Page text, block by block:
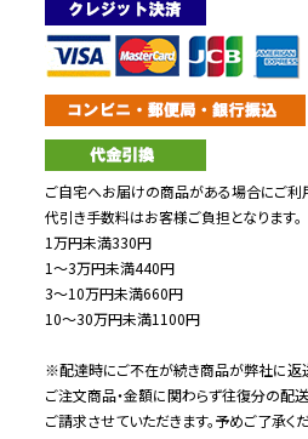
ご自宅へお届けの商品がある場合にご利
代引き手数料はお客様ご負担となります。
1万円未満330円
1～3万円未満440円
3～10万円未満660円
10～30万円未満1100円
※配達時にご不在が続き商品が弊社に返
ご注文商品・金額に関わらず往復分の配
ご請求させていただきます。予めご了承くだ